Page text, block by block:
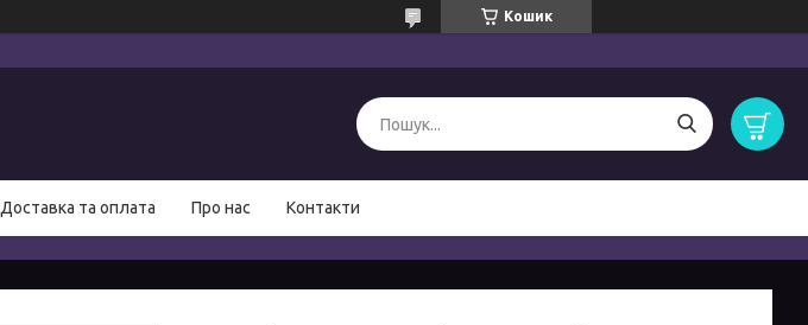
Кошик
Доставка та оплата Про нас Контакти